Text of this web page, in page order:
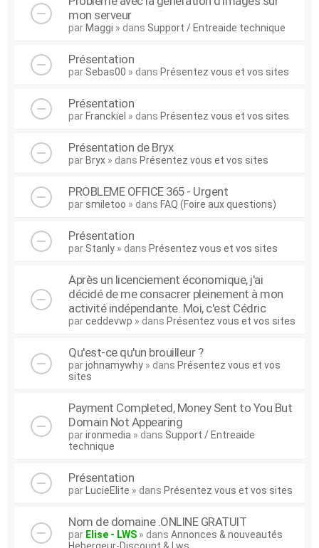
mon serveur
par Maggi » dans Support / Entreaide technique
Présentation
par Sebas00 » dans Présentez vous et vos sites
Présentation
par Franckiel » dans Présentez vous et vos sites
Présentation de Bryx
par Bryx » dans Présentez vous et vos sites
PROBLEME OFFICE 365 - Urgent
par smiletoo » dans FAQ (Foire aux questions)
Présentation
par Stanly » dans Présentez vous et vos sites
Après un licenciement économique, j'ai
décidé de me consacrer pleinement à mon
activité indépendante. Moi, c'est Cédric
parceddevwp » dans Présentez vous et vos sites
Qu'est-ce qu'un brouilleur ?
parjohnamywhy » dans Présentez vous et vos
sites
Payment Completed, Money Sent to You But
Domain Not Appearing
parironmedia » dans Support / Entreaide
technique
Présentation
par LucieElite » dans Présentez vous et vos sites
Nom de domaine .ONLINE GRATUIT
par Elise - LWS » dans Annonces & nouveautés